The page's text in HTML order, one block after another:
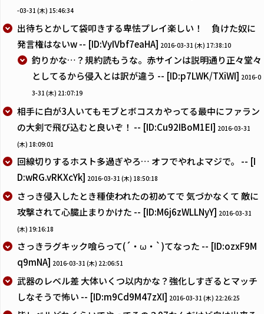
-03-31 (木) 15:46:34
出待ちとかして袋叩きする卑怯プレイ楽しい！ 負けた奴に
発言権はないw -- [ID:VyIVbf7eaHA] 2016-03-31 (木) 17:38:10
釣りかな…？規約読もうな。赤サインは説明通り正々堂々
としてるから侵入とは訳が違う -- [ID:p7LWK/TXiWI] 2016-0
3-31 (木) 21:07:19
相手に白が3人いてもモブとボコスカやってる最中にファラン
の大剣で飛び込むと良いぞ！ -- [ID:Cu92IBoM1EI] 2016-03-31
(木) 18:09:01
回線切りするホスト多過ぎやろ… オフでやれよマジで。 -- [I
D:wRG.vRKXcYk] 2016-03-31 (木) 18:50:18
さっき侵入したとき種使われたの初めてで 気づかなくて 敵に
攻撃されて心臓止まりかけた -- [ID:M6j6zWLLNyY] 2016-03-31
(木) 19:16:18
さっきラグキック喰らって(´・ω・`)てなった -- [ID:ozxF9M
q9mNA] 2016-03-31 (木) 22:06:51
武器のレベル差 大体いくつ以内かな？強化しすぎるとマッチ
しなそうで怖い -- [ID:m9Cd9M47zXI] 2016-03-31 (木) 22:26:25